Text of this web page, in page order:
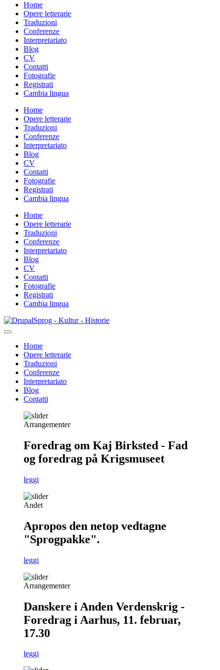
Home
Opere letterarie
Traduzioni
Conferenze
Interpretariato
Blog
CV
Contatti
Fotografie
Registrati
Cambia lingua
Home
Opere letterarie
Traduzioni
Conferenze
Interpretariato
Blog
CV
Contatti
Fotografie
Registrati
Cambia lingua
Home
Opere letterarie
Traduzioni
Conferenze
Interpretariato
Blog
CV
Contatti
Fotografie
Registrati
Cambia lingua
Salta
al
principale
Sprog - Kultur - Historie
Primær
navigation
Home
Opere letterarie
Traduzioni
Conferenze
Interpretariato
Blog
Contatti
Arrangementer
Foredrag om Kaj Birksted - Fad
og foredrag på Krigsmuseet
leggi
Andet
Apropos den netop vedtagne
"Sprogpakke".
leggi
Arrangementer
Danskere i Anden Verdenskrig -
Foredrag i Aarhus, 11. februar,
17.30
leggi